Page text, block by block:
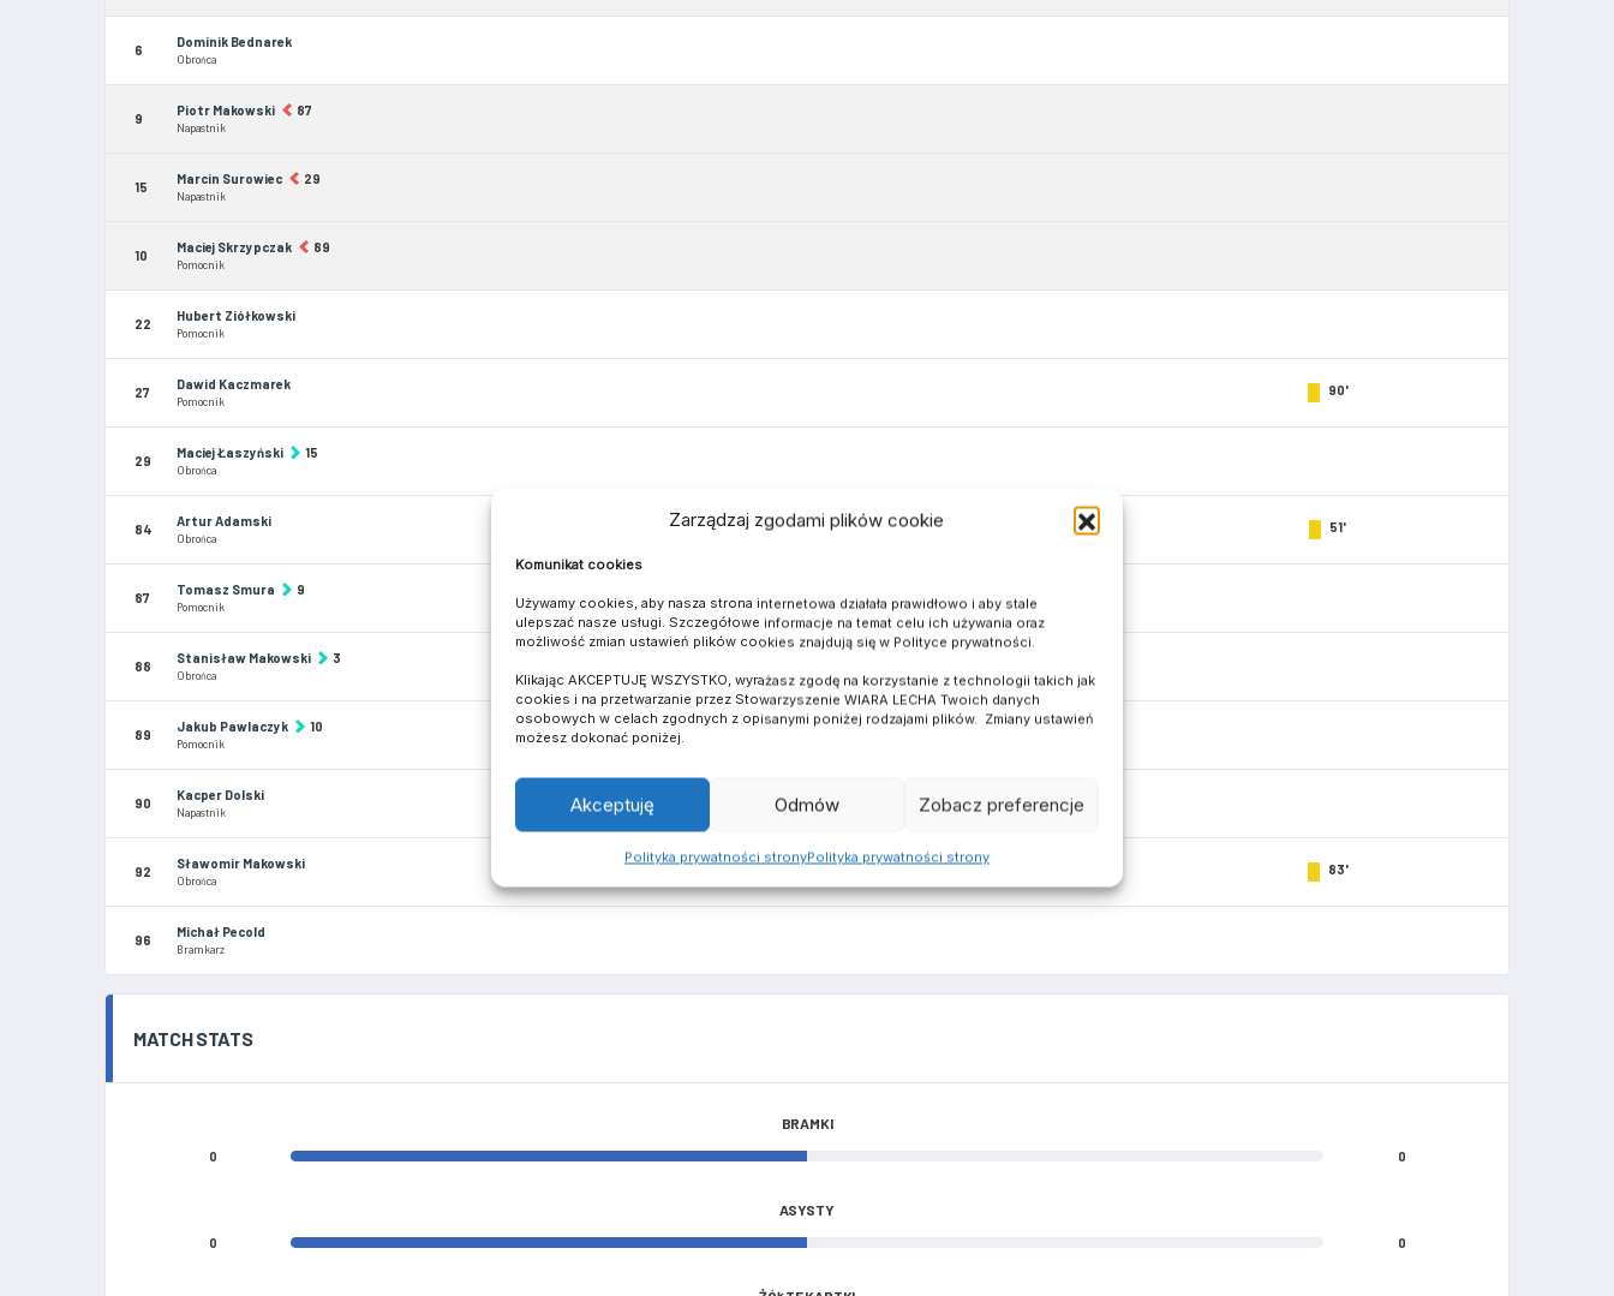
Zarządzaj zgodami plików cookie
Komunikat cookies
Używamy cookies, aby nasza strona internetowa działała prawidłowo i aby stale
ulepszać nasze usługi. Szczegółowe informacje na temat celu ich używania oraz
możliwość zmian ustawień plików cookies znajdują się w Polityce prywatności.
Klikając AKCEPTUJĘ WSZYSTKO, wyrażasz zgodę na korzystanie z technologii takich jak
cookies i na przetwarzanie przez Stowarzyszenie WIARA LECHA Twoich danych
osobowych w celach zgodnych z opisanymi poniżej rodzajami plików. Zmiany ustawień
możesz dokonać poniżej.
Akceptuję Odmów Zobacz preferencje
Polityka prywatności stronyPolityka prywatności strony
6
Dominik Bednarek
Obrońca
9
Piotr Makowski 87
Napastnik
15
Marcin Surowiec 29
Napastnik
10
Maciej Skrzypczak 89
Pomocnik
22
Hubert Ziółkowski
Pomocnik
27
Dawid Kaczmarek
Pomocnik
90'
29
Maciej Łaszyński 15
Obrońca
84
Artur Adamski
Obrońca
51'
87
Tomasz Smura 9
Pomocnik
88
Stanisław Makowski 3
Obrońca
89
Jakub Pawlaczyk 10
Pomocnik
90
Kacper Dolski
Napastnik
92
Sławomir Makowski
Obrońca
83'
96
Michał Pecold
Bramkarz
MATCH STATS
BRAMKI
0 0
ASYSTY
0 0